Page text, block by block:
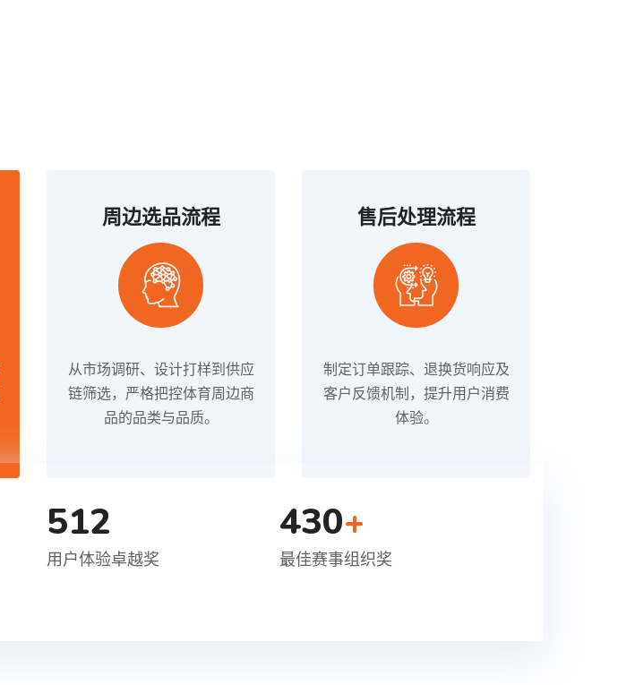
周边选品流程
从市场调研、设计打样到供应
链筛选，严格把控体育周边商
品的品类与品质。
售后处理流程
制定订单跟踪、退换货响应及
客户反馈机制，提升用户消费
体验。
512
用户体验卓越奖
430+
最佳赛事组织奖